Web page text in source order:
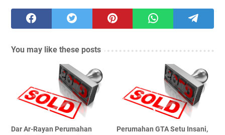
You may like these posts
Dar Ar-Rayan Perumahan
Perumahan GTA Setu Insani,